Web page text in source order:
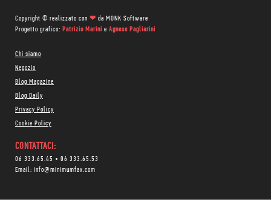
Copyright © realizzato con ❤ da MONK Software
Progetto grafico: Patrizio Marini e Agnese Pagliarini
Chi siamo
Negozio
Blog Magazine
Blog Daily
Privacy Policy
Cookie Policy
CONTATTACI:
06 333.65.45 • 06 333.65.53
Email: info@minimumfax.com